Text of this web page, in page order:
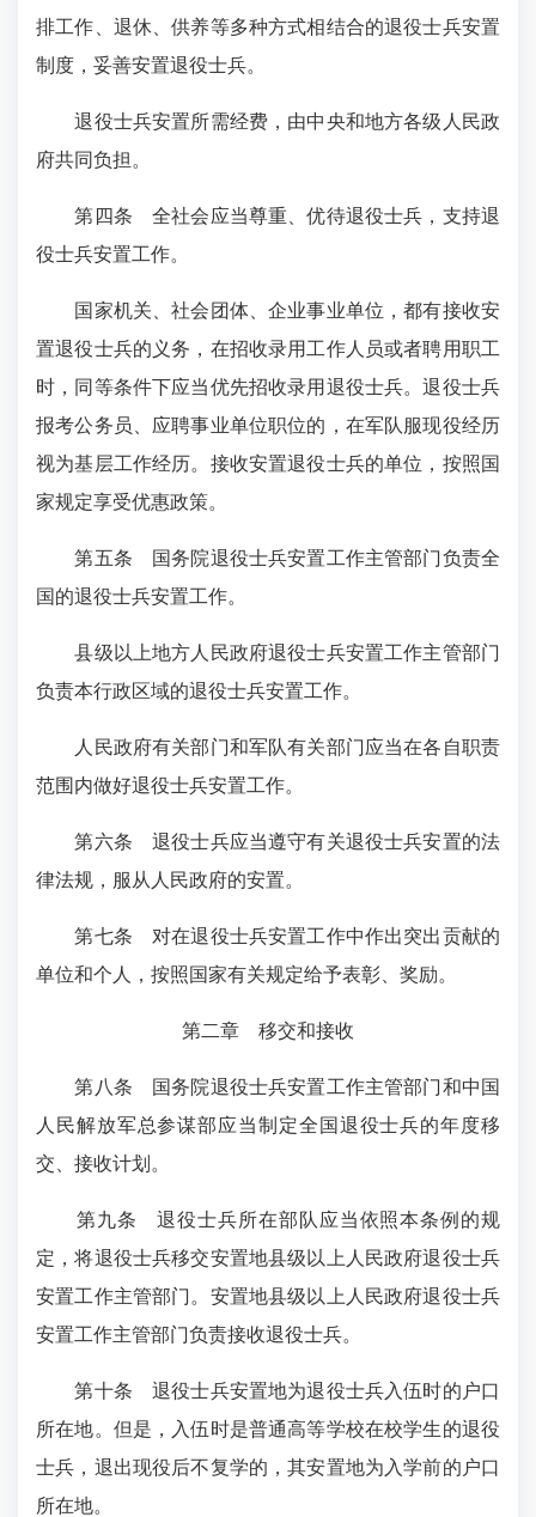
排工作、退休、供养等多种方式相结合的退役士兵安置
制度，妥善安置退役士兵。
退役士兵安置所需经费，由中央和地方各级人民政
府共同负担。
第四条 全社会应当尊重、优待退役士兵，支持退
役士兵安置工作。
国家机关、社会团体、企业事业单位，都有接收安
置退役士兵的义务，在招收录用工作人员或者聘用职工
时，同等条件下应当优先招收录用退役士兵。退役士兵
报考公务员、应聘事业单位职位的，在军队服现役经历
视为基层工作经历。接收安置退役士兵的单位，按照国
家规定享受优惠政策。
第五条 国务院退役士兵安置工作主管部门负责全
国的退役士兵安置工作。
县级以上地方人民政府退役士兵安置工作主管部门
负责本行政区域的退役士兵安置工作。
人民政府有关部门和军队有关部门应当在各自职责
范围内做好退役士兵安置工作。
第六条 退役士兵应当遵守有关退役士兵安置的法
律法规，服从人民政府的安置。
第七条 对在退役士兵安置工作中作出突出贡献的
单位和个人，按照国家有关规定给予表彰、奖励。
第二章 移交和接收
第八条 国务院退役士兵安置工作主管部门和中国
人民解放军总参谋部应当制定全国退役士兵的年度移
交、接收计划。
第九条 退役士兵所在部队应当依照本条例的规
定，将退役士兵移交安置地县级以上人民政府退役士兵
安置工作主管部门。安置地县级以上人民政府退役士兵
安置工作主管部门负责接收退役士兵。
第十条 退役士兵安置地为退役士兵入伍时的户口
所在地。但是，入伍时是普通高等学校在校学生的退役
士兵，退出现役后不复学的，其安置地为入学前的户口
所在地。